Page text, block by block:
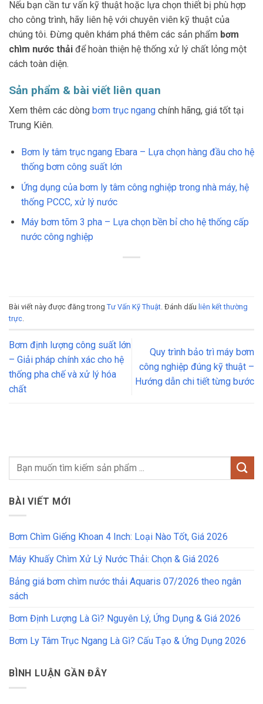
Nếu bạn cần tư vấn kỹ thuật hoặc lựa chọn thiết bị phù hợp
cho công trình, hãy liên hệ với chuyên viên kỹ thuật của
chúng tôi. Đừng quên khám phá thêm các sản phẩm bơm
chìm nước thải để hoàn thiện hệ thống xử lý chất lỏng một
cách toàn diện.
Sản phẩm & bài viết liên quan
Xem thêm các dòng bơm trục ngang chính hãng, giá tốt tại
Trung Kiên.
Bơm ly tâm trục ngang Ebara – Lựa chọn hàng đầu cho hệ
thống bơm công suất lớn
Ứng dụng của bơm ly tâm công nghiệp trong nhà máy, hệ
thống PCCC, xử lý nước
Máy bơm tõm 3 pha – Lựa chọn bền bỉ cho hệ thống cấp
nước công nghiệp
Bài viết này được đăng trong Tư Vấn Kỹ Thuật . Đánh dấu liên kết thường
trực
Bơm định lượng công suất lớn
– Giải pháp chính xác cho hệ
thống pha chế và xử lý hóa
chất
Quy trình bảo trì máy bơm
công nghiệp đúng kỹ thuật –
Hướng dẫn chi tiết từng bước
BÀI VIẾT MỚI
Bơm Chìm Giếng Khoan 4 Inch: Loại Nào Tốt, Giá 2026
Máy Khuấy Chìm Xử Lý Nước Thải: Chọn & Giá 2026
Bảng giá bơm chìm nước thải Aquaris 07/2026 theo ngân
sách
Bơm Định Lượng Là Gì? Nguyên Lý, Ứng Dụng & Giá 2026
Bơm Ly Tâm Trục Ngang Là Gì? Cấu Tạo & Ứng Dụng 2026
BÌNH LUẬN GẦN ĐÂY